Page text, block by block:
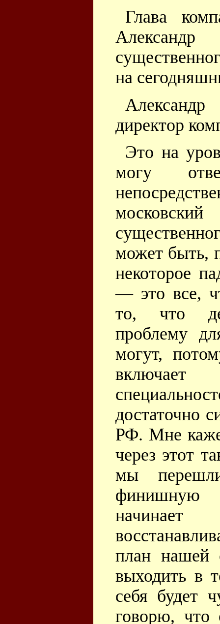
Глава
Александр
на
директор
Это на
могу
может быть,
некоторое
— это все,
то, что
проблему
могут,
достаточно
РФ. Мне
через этот
мы
финишную
начинает
план нашей
выходить в
себя будет
говорю, что